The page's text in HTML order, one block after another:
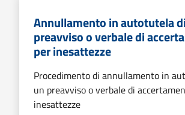
Annullamento in autotutela
preavviso o verbale di
per inesattezze
Procedimento di annullamento in
un preavviso o verbale di
inesattezze